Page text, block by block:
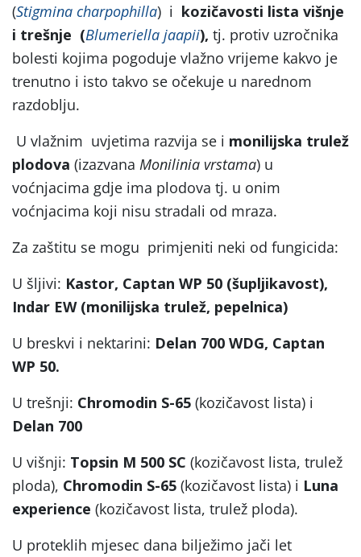
(Stigmina charpophilla) i kozičavosti lista višnje
i trešnje (Blumeriella jaapii), tj. protiv uzročnika
bolesti kojima pogoduje vlažno vrijeme kakvo je
trenutno i isto takvo se očekuje u narednom
razdoblju.
U vlažnim uvjetima razvija se i monilijska trulež
plodova (izazvana Monilinia vrstama) u
voćnjacima gdje ima plodova tj. u onim
voćnjacima koji nisu stradali od mraza.
Za zaštitu se mogu primjeniti neki od fungicida:
U šljivi: Kastor, Captan WP 50 (šupljikavost),
Indar EW (monilijska trulež, pepelnica)
U breskvi i nektarini: Delan 700 WDG, Captan
WP 50.
U trešnji: Chromodin S-65 (kozičavost lista) i
Delan 700
U višnji: Topsin M 500 SC (kozičavost lista, trulež
ploda), Chromodin S-65 (kozičavost lista) i Luna
experience (kozičavost lista, trulež ploda).
U proteklih mjesec dana bilježimo jači let